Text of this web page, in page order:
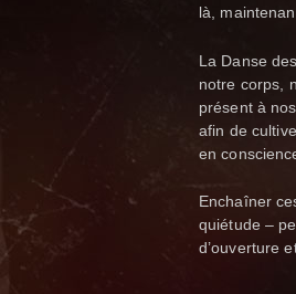
là,
La Danse
notre corps,
présent à
afin de
en
Enchaîner
quiétude –
d’ouverture